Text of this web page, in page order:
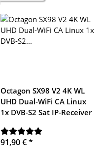
Octagon SX98 V2 4K WL
UHD Dual-WiFi CA Linux
1x DVB-S2 Sat IP-Receiver
91,90 €*